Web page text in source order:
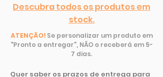
Descubra todos os produtos em
stock.
ATENÇÃO! Se personalizar um produto em
"Pronto a entregar", NÃO o receberá em 5-
7 dias.
Quer saber os prazos de entrega para